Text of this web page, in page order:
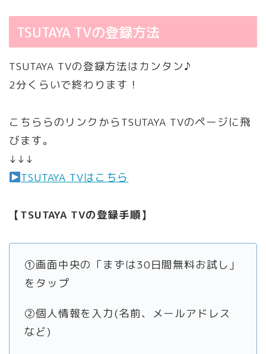
TSUTAYA TVの登録方法
TSUTAYA TVの登録方法はカンタン♪
2分くらいで終わります！
こちららのリンクからTSUTAYA TVのページに飛
びます。
↓↓↓
TSUTAYA TVはこちら
【TSUTAYA TVの登録手順】
①画面中央の「まずは30日間無料お試し｣
をタップ
②個人情報を入力(名前、メールアドレス
など)